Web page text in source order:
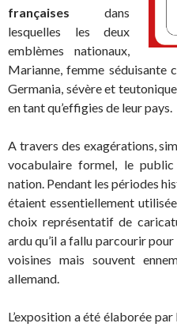
françaises dans
lesquelles les deux
emblèmes nationaux,
Marianne, femme séduisante
Germania, sévère et
en tant qu’effigies de leur pays.
A travers des exagérations,
vocabulaire formel, le
nation. Pendant les périodes
étaient essentiellement
choix représentatif de
ardu qu’il a fallu parcourir
voisines mais souvent
allemand.
L’exposition a été élaborée